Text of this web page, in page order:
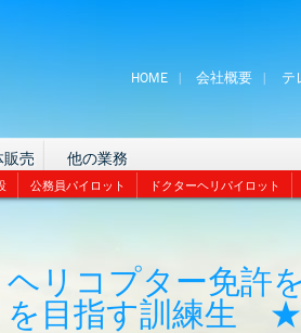
HOME 会社概要 テ
販売 他の業務
公務員パイロット ドクターヘリパイロット
ヘリコプター免許
を目指す訓練生